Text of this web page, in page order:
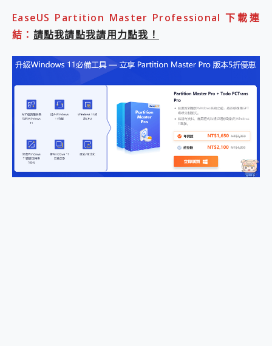
EaseUS Partition Master Professional 下載連
結： 請點我請點我請用力點我！